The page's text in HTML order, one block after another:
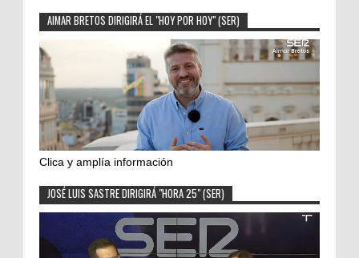
AIMAR BRETOS DIRIGIRÁ EL "HOY POR HOY" (SER)
Clica y amplía información
JOSÉ LUIS SASTRE DIRIGIRÁ "HORA 25" (SER)